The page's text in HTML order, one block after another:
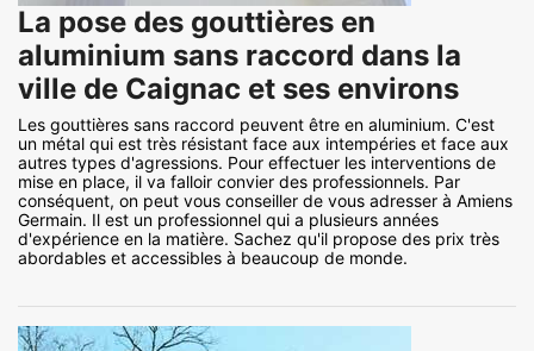
La pose des gouttières en
aluminium sans raccord dans la
ville de Caignac et ses environs
Les gouttières sans raccord peuvent être en aluminium. C'est
un métal qui est très résistant face aux intempéries et face aux
autres types d'agressions. Pour effectuer les interventions de
mise en place, il va falloir convier des professionnels. Par
conséquent, on peut vous conseiller de vous adresser à Amiens
Germain. Il est un professionnel qui a plusieurs années
d'expérience en la matière. Sachez qu'il propose des prix très
abordables et accessibles à beaucoup de monde.